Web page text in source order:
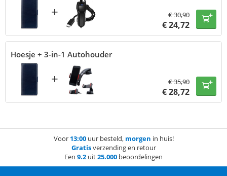
+ €30,90
€24,72
Hoesje + 3-in-1 Autohouder
+ €35,90
€28,72
Voor 13:00uur besteld, morgen in huis!
Gratisverzending en retour
Een 9.2 uit25.000 beoordelingen